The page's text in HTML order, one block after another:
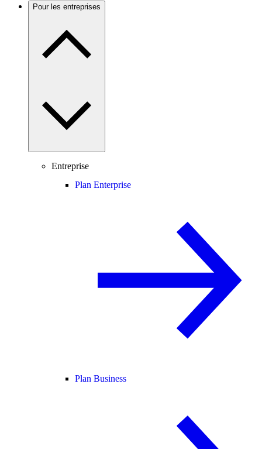
Pour les entreprises
Entreprise
Plan Enterprise
Plan Business